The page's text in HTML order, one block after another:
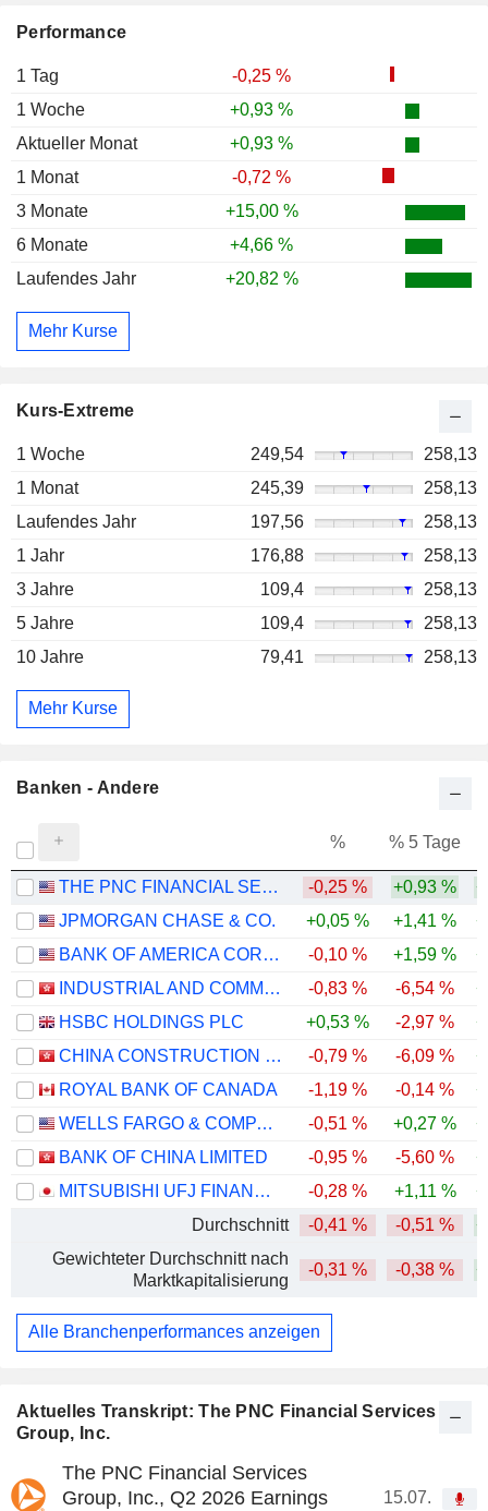
Aktuelles Transkript: The PNC Financial Services
Group, Inc.
The PNC Financial Services
Group, Inc., Q2 2026 Earnings
15.07.
Performance
1 Tag
-0,25 %
1 Woche
+0,93 %
Aktueller Monat
+0,93 %
1 Monat
-0,72 %
3 Monate
+15,00 %
6 Monate
+4,66 %
Laufendes Jahr
+20,82 %
Mehr Kurse
Kurs-Extreme
1 Woche 249,54
258,13
1 Monat
245,39
258,13
Laufendes Jahr
197,56
258,13
1 Jahr
176,88
258,13
3 Jahre
109,4
258,13
5 Jahre
109,4
258,13
10 Jahre
79,41 258,13
Mehr Kurse
Banken - Andere
% % 5 Tage
THE PNC FINANCIAL SERVICES GROUP, INC. -0,25 % +0,93 %
JPMORGAN CHASE & CO.
+0,05 % +1,41 %
BANK OF AMERICA CORPORATION
-0,10 % +1,59 %
INDUSTRIAL AND COMMERCIAL BANK OF CHINA LIMITED
-0,83 % -6,54 %
HSBC HOLDINGS PLC
+0,53 % -2,97 %
CHINA CONSTRUCTION BANK CORPORATION
-0,79 % -6,09 %
ROYAL BANK OF CANADA
-1,19 % -0,14 %
WELLS FARGO & COMPANY
-0,51 % +0,27 %
BANK OF CHINA LIMITED
-0,95 % -5,60 %
MITSUBISHI UFJ FINANCIAL GROUP, INC.
-0,28 % +1,11 %
Durchschnitt
-0,41 % -0,51 %
Gewichteter Durchschnitt nach
Marktkapitalisierung
-0,31 % -0,38 %
Alle Branchenperformances anzeigen